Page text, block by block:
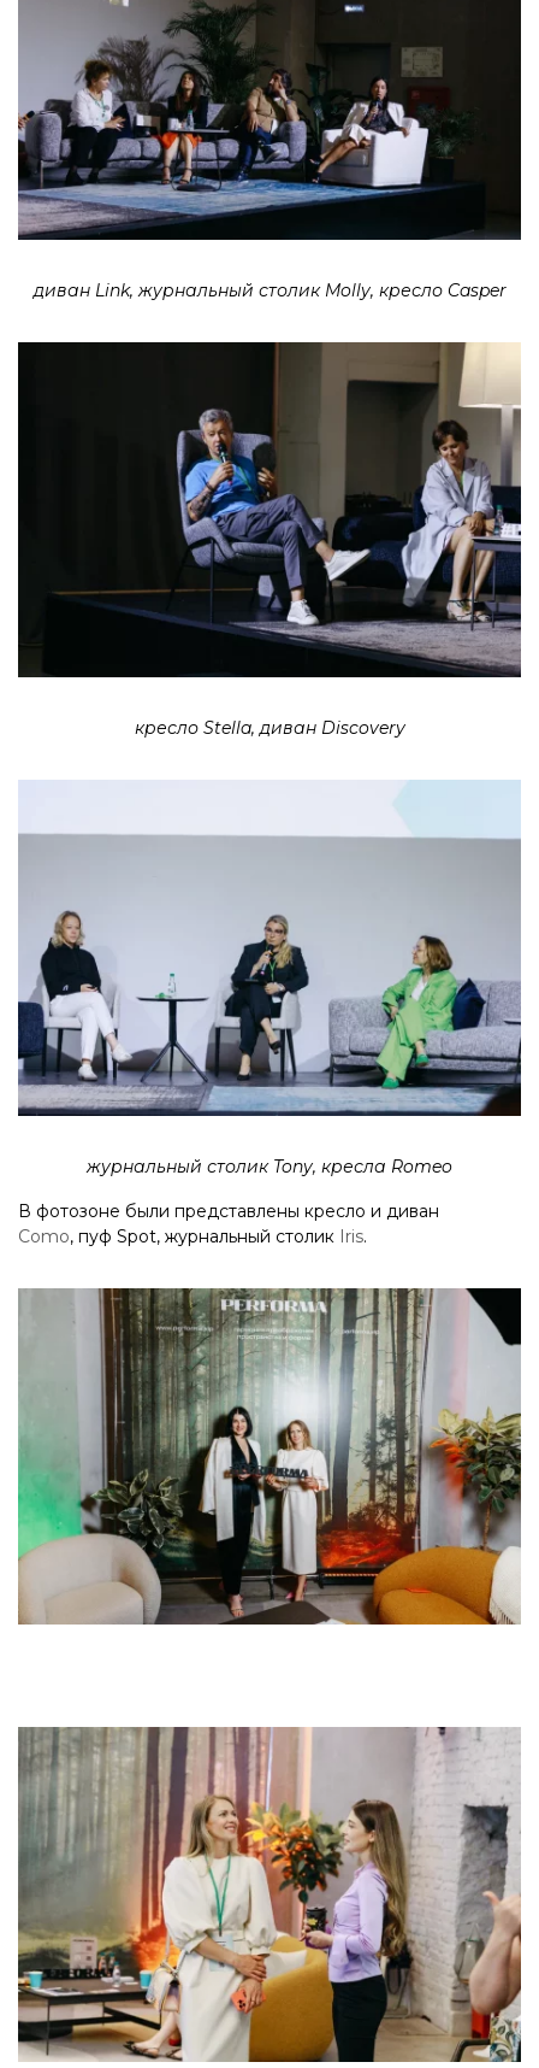
диван Link, журнальный столик Molly, кресло Casper
кресло Stella, диван Discovery
журнальный столик Tony, кресла Romeo
В фотозоне были представлены кресло и диван
Como, пуф Spot, журнальный столик Iris.